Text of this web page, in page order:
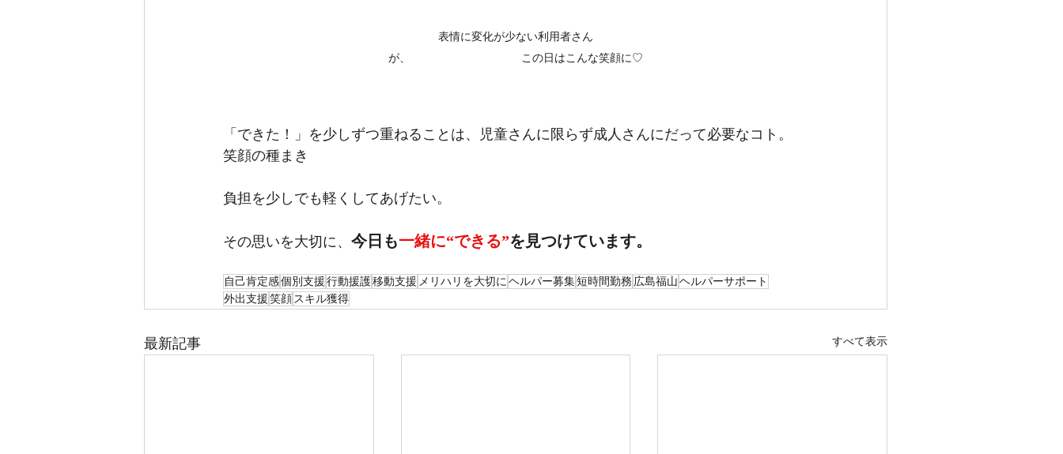
表情に変化が少ない利用者さん
が、　　　　　　　　　　この日はこんな笑顔に♡
「できた！」を少しずつ重ねることは、児童さんに限らず成人さんにだって必要なコト。
笑顔の種まき
負担を少しでも軽くしてあげたい。
その思いを大切に、 今日も一緒に“できる”を見つけています。
自己肯定感個別支援 行動援護移動支援 メリハリを大切に ヘルパー募集短時間勤務 広島福山 ヘルパーサポート
外出支援 笑顔 スキル獲得
最新記事 すべて表示